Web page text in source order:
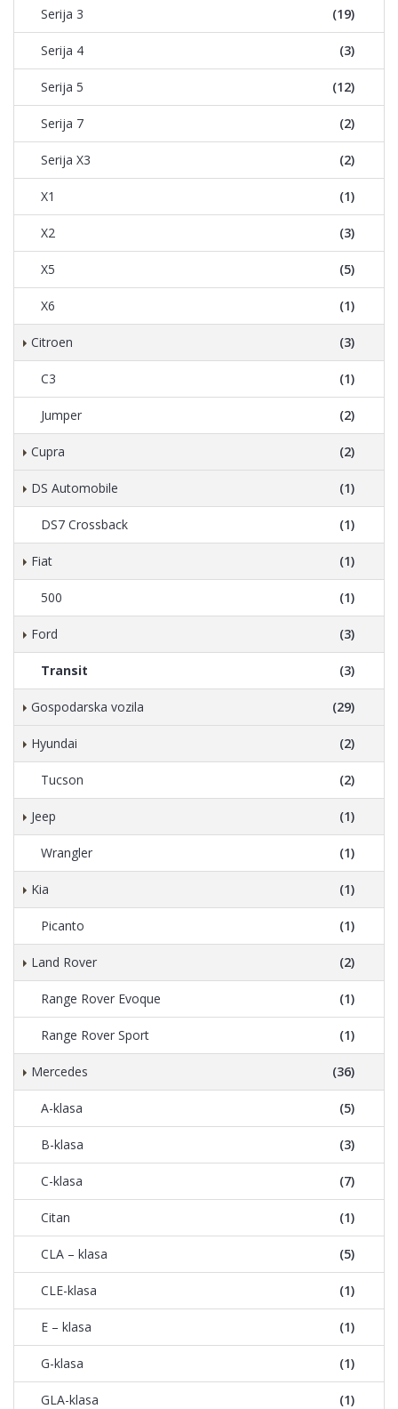
Serija 3 (19)
Serija 4 (3)
Serija 5 (12)
Serija 7 (2)
Serija X3 (2)
X1 (1)
X2 (3)
X5 (5)
X6 (1)
Citroen (3)
C3 (1)
Jumper (2)
Cupra (2)
DS Automobile (1)
DS7 Crossback (1)
Fiat (1)
500 (1)
Ford (3)
Transit (3)
Gospodarska vozila (29)
Hyundai (2)
Tucson (2)
Jeep (1)
Wrangler (1)
Kia (1)
Picanto (1)
Land Rover (2)
Range Rover Evoque (1)
Range Rover Sport (1)
Mercedes (36)
A-klasa (5)
B-klasa (3)
C-klasa (7)
Citan (1)
CLA – klasa (5)
CLE-klasa (1)
E – klasa (1)
G-klasa (1)
GLA-klasa (1)